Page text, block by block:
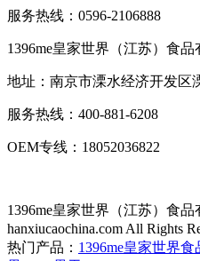
服务热线：0596-2106888
1396me皇家世界（江苏）食品
地址：南京市溧水经济开发区
服务热线：400-881-6208
OEM专线：18052036822
1396me皇家世界（江苏）食品
hanxiucaochina.com All Rights
热门产品： 1396me皇家世界食